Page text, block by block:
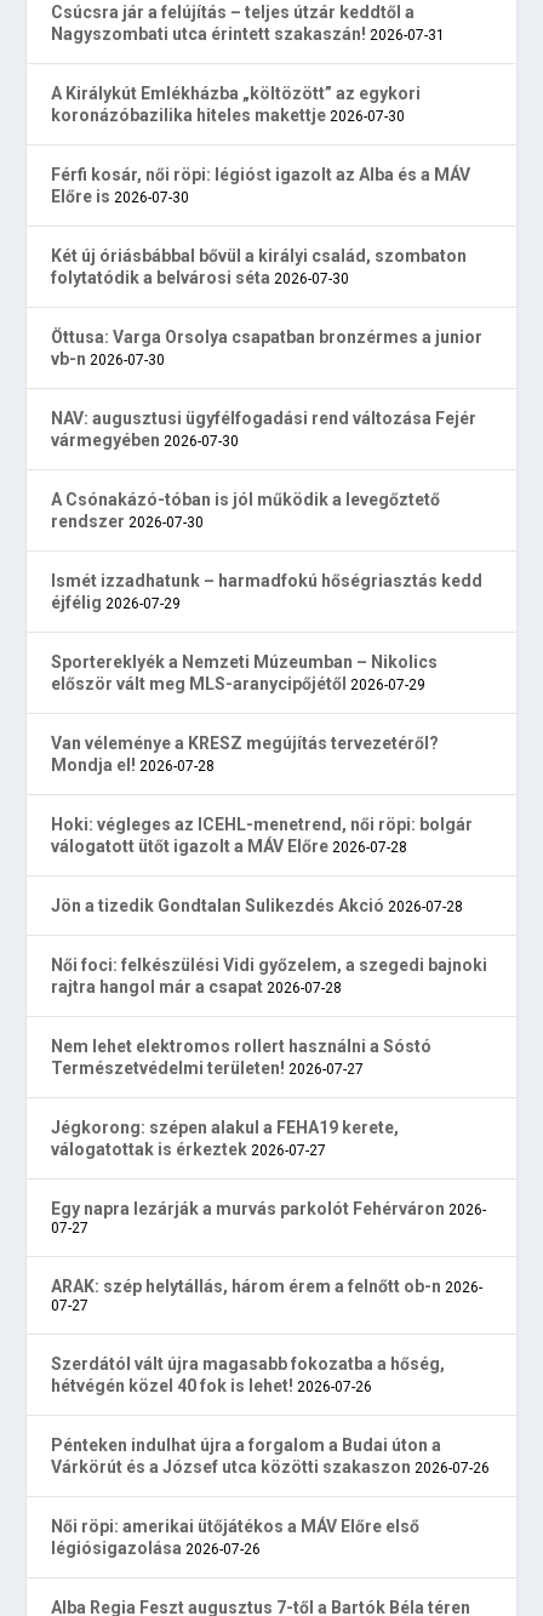
Csúcsra jár a felújítás – teljes útzár keddtől a
Nagyszombati utca érintett szakaszán! 2026-07-31
A Királykút Emlékházba „költözött” az egykori
koronázóbazilika hiteles makettje 2026-07-30
Férfi kosár, női röpi: légióst igazolt az Alba és a MÁV
Előre is 2026-07-30
Két új óriásbábbal bővül a királyi család, szombaton
folytatódik a belvárosi séta 2026-07-30
Öttusa: Varga Orsolya csapatban bronzérmes a junior
vb-n 2026-07-30
NAV: augusztusi ügyfélfogadási rend változása Fejér
vármegyében 2026-07-30
A Csónakázó-tóban is jól működik a levegőztető
rendszer 2026-07-30
Ismét izzadhatunk – harmadfokú hőségriasztás kedd
éjfélig 2026-07-29
Sportereklyék a Nemzeti Múzeumban – Nikolics
először vált meg MLS-aranycipőjétől 2026-07-29
Van véleménye a KRESZ megújítás tervezetéről?
Mondja el! 2026-07-28
Hoki: végleges az ICEHL-menetrend, női röpi: bolgár
válogatott ütőt igazolt a MÁV Előre 2026-07-28
Jön a tizedik Gondtalan Sulikezdés Akció 2026-07-28
Női foci: felkészülési Vidi győzelem, a szegedi bajnoki
rajtra hangol már a csapat 2026-07-28
Nem lehet elektromos rollert használni a Sóstó
Természetvédelmi területen! 2026-07-27
Jégkorong: szépen alakul a FEHA19 kerete,
válogatottak is érkeztek 2026-07-27
Egy napra lezárják a murvás parkolót Fehérváron 2026-
07-27
ARAK: szép helytállás, három érem a felnőtt ob-n 2026-
07-27
Szerdától vált újra magasabb fokozatba a hőség,
hétvégén közel 40 fok is lehet! 2026-07-26
Pénteken indulhat újra a forgalom a Budai úton a
Várkörút és a József utca közötti szakaszon 2026-07-26
Női röpi: amerikai ütőjátékos a MÁV Előre első
légiósigazolása 2026-07-26
Alba Regia Feszt augusztus 7-től a Bartók Béla téren